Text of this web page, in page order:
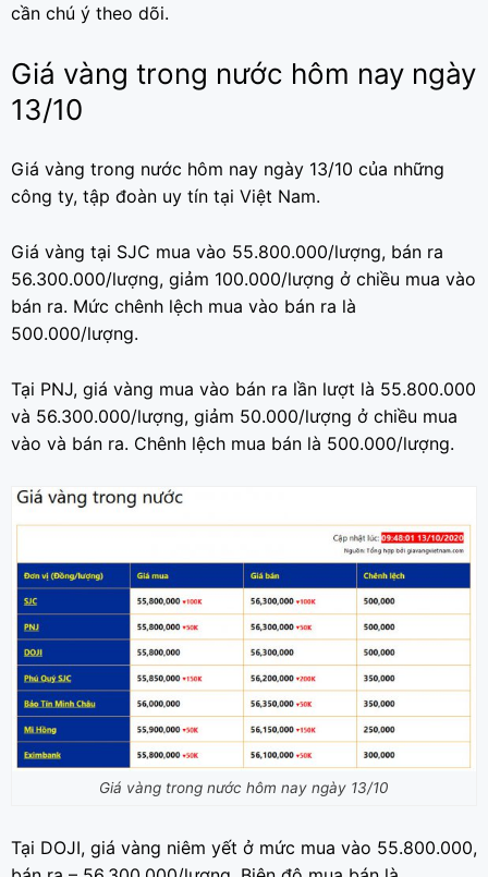
cần chú ý theo dõi.
Giá vàng trong nước hôm nay ngày
13/10
Giá vàng trong nước hôm nay ngày 13/10 của những
công ty, tập đoàn uy tín tại Việt Nam.
Giá vàng tại SJC mua vào 55.800.000/lượng, bán ra
56.300.000/lượng, giảm 100.000/lượng ở chiều mua vào
bán ra. Mức chênh lệch mua vào bán ra là
500.000/lượng.
Tại PNJ, giá vàng mua vào bán ra lần lượt là 55.800.000
và 56.300.000/lượng, giảm 50.000/lượng ở chiều mua
vào và bán ra. Chênh lệch mua bán là 500.000/lượng.
Giá vàng trong nước hôm nay ngày 13/10
Tại DOJI, giá vàng niêm yết ở mức mua vào 55.800.000,